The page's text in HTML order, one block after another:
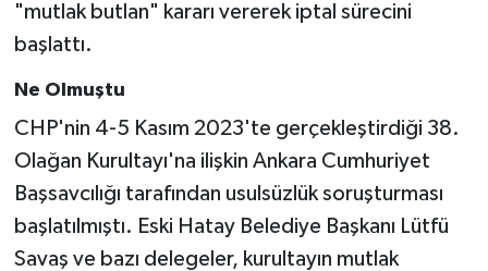
"mutlak butlan" kararı vererek iptal sürecini
başlattı.
Ne Olmuştu
CHP'nin 4-5 Kasım 2023'te gerçekleştirdiği 38.
Olağan Kurultayı'na ilişkin Ankara Cumhuriyet
Başsavcılığı tarafından usulsüzlük soruşturması
başlatılmıştı. Eski Hatay Belediye Başkanı Lütfü
Savaş ve bazı delegeler, kurultayın mutlak